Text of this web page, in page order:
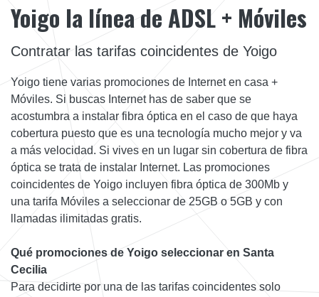
Yoigo la línea de ADSL + Móviles
Contratar las tarifas coincidentes de Yoigo
Yoigo tiene varias promociones de Internet en casa +
Móviles. Si buscas Internet has de saber que se
acostumbra a instalar fibra óptica en el caso de que haya
cobertura puesto que es una tecnología mucho mejor y va
a más velocidad. Si vives en un lugar sin cobertura de fibra
óptica se trata de instalar Internet. Las promociones
coincidentes de Yoigo incluyen fibra óptica de 300Mb y
una tarifa Móviles a seleccionar de 25GB o 5GB y con
llamadas ilimitadas gratis.
Qué promociones de Yoigo seleccionar en Santa
Cecilia
Para decidirte por una de las tarifas coincidentes solo